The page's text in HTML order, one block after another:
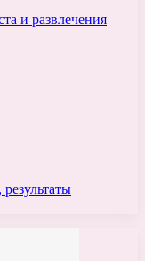
и развлечения